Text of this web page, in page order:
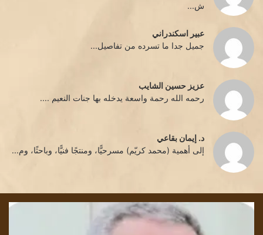
ش...
عبير اسكندراني
جميل جدا ما تسرده من تفاصيل...
عزيز حسين الشايب
رحمه الله رحمة واسعة يدخله بها جنات النعيم ....
د. إيمان بقاعي
إلى أهمية (محمد كريّم) مسرحيًّا، ومنتجًا فنيًّا، وباحثًا، وم...